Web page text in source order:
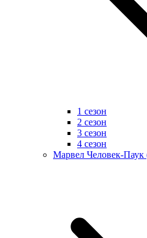
1 сезон
2 сезон
3 сезон
4 сезон
Марвел Человек-Паук